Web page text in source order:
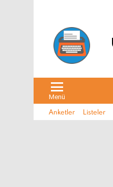
Menü
Anketler Listeler